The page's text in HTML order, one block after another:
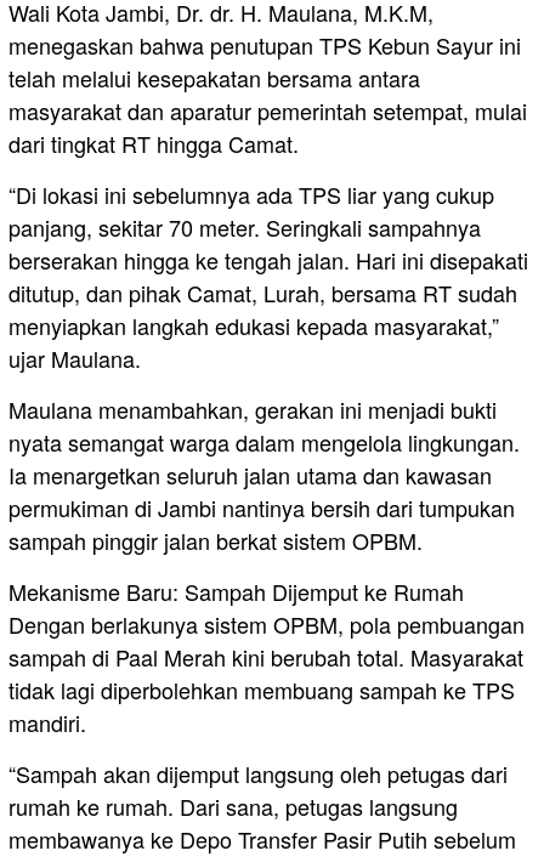
Wali Kota Jambi, Dr. dr. H. Maulana, M.K.M,
menegaskan bahwa penutupan TPS Kebun Sayur ini
telah melalui kesepakatan bersama antara
masyarakat dan aparatur pemerintah setempat, mulai
dari tingkat RT hingga Camat.
“Di lokasi ini sebelumnya ada TPS liar yang cukup
panjang, sekitar 70 meter. Seringkali sampahnya
berserakan hingga ke tengah jalan. Hari ini disepakati
ditutup, dan pihak Camat, Lurah, bersama RT sudah
menyiapkan langkah edukasi kepada masyarakat,”
ujar Maulana.
Maulana menambahkan, gerakan ini menjadi bukti
nyata semangat warga dalam mengelola lingkungan.
Ia menargetkan seluruh jalan utama dan kawasan
permukiman di Jambi nantinya bersih dari tumpukan
sampah pinggir jalan berkat sistem OPBM.
Mekanisme Baru: Sampah Dijemput ke Rumah
Dengan berlakunya sistem OPBM, pola pembuangan
sampah di Paal Merah kini berubah total. Masyarakat
tidak lagi diperbolehkan membuang sampah ke TPS
mandiri.
“Sampah akan dijemput langsung oleh petugas dari
rumah ke rumah. Dari sana, petugas langsung
membawanya ke Depo Transfer Pasir Putih sebelum